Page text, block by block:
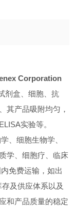
Corporation
剂盒、细胞、抗
其产品吸附均匀，
实验等。
、细胞生物学、
学、细胞疗、临床
免费运输，如出
存及供应体系以及
和产品质量的稳定